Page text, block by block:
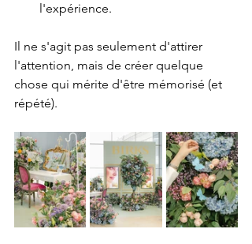
l'expérience.
Il ne s'agit pas seulement d'attirer
l'attention, mais de créer quelque
chose qui mérite d'être mémorisé (et
répété).